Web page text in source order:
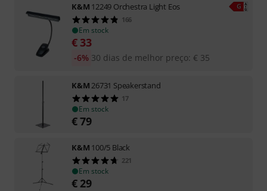
K&M 12249 Orchestra Light Eos
166
Em stock
€ 33
30 dias de melhor preço: € 35
-6%
K&M 26731 Speakerstand
17
Em stock
€79
K&M 100/5 Black
221
Em stock
€ 29